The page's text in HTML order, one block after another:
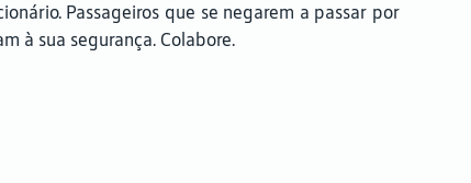
Passageiros que se negarem a passar por
à sua segurança. Colabore.